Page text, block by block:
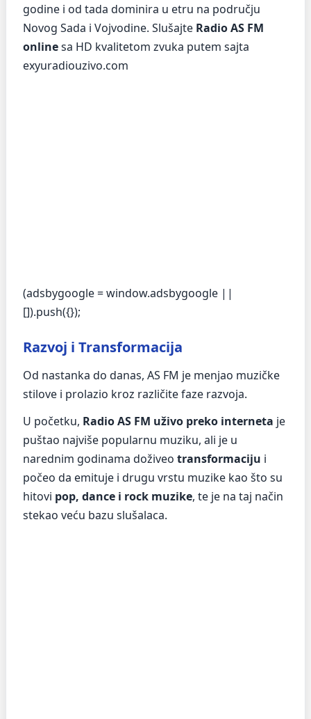
godine i od tada dominira u etru na području
Novog Sada i Vojvodine. Slušajte Radio AS FM
onlinesa HD kvalitetom zvuka putem sajta
exyuradiouzivo.com
(adsbygoogle = window.adsbygoogle ||
[]).push({});
Razvoj i Transformacija
Od nastanka do danas, AS FM je menjao muzičke
stilove i prolazio kroz različite faze razvoja.
U početku, Radio AS FM uživo preko interneta je
puštao najviše popularnu muziku, ali je u
narednim godinama doživeo transformaciju i
počeo da emituje i drugu vrstu muzike kao što su
hitovi pop, dance i rock muzike, te je na taj način
stekao veću bazu slušalaca.